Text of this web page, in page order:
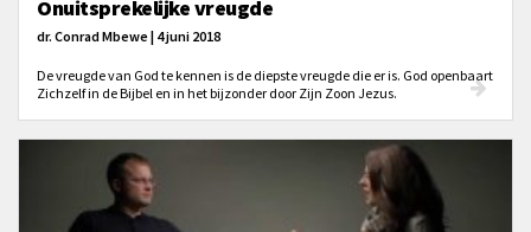
Onuitsprekelijke vreugde
dr. Conrad Mbewe | 4 juni 2018
De vreugde van God te kennen is de diepste vreugde die er is. God openbaart
Zichzelf in de Bijbel en in het bijzonder door Zijn Zoon Jezus.